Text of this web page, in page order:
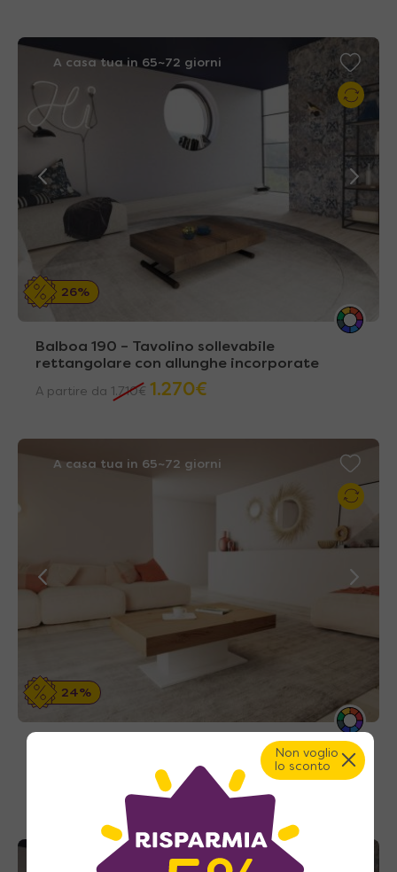
A casa tua in 65~72 giorni
26%
Balboa 190 – Tavolino sollevabile
rettangolare con allunghe incorporate
A partire da 1.710€ 1.270€
A casa tua in 65~72 giorni
24%
Merengue 200 – Tavolo saliscendi
allungabile con prolunghe incorporate
2.459€ 1.860
A casa tua in 65~72 giorni
Non voglio
lo sconto